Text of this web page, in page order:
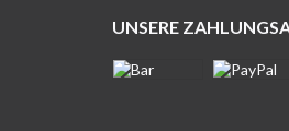
UNSERE